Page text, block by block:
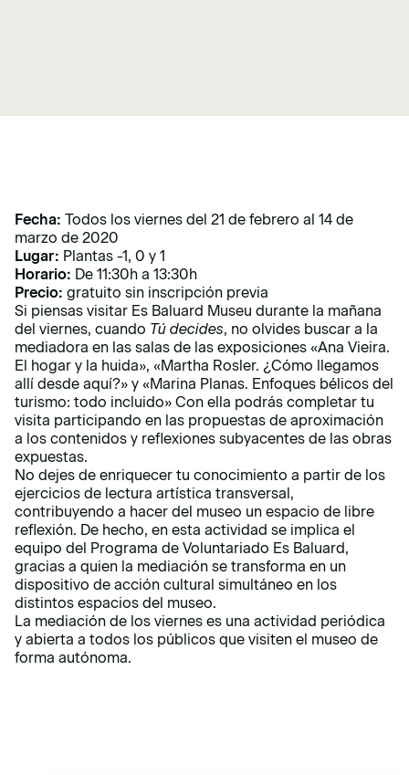
Fecha: Todos los viernes del 21 de febrero al 14 de
marzo de 2020
Lugar: Plantas -1, 0 y 1
Horario: De 11:30h a 13:30h
Precio: gratuito sin inscripción previa
Si piensas visitar Es Baluard Museu durante la mañana
del viernes, cuando Tú decides, no olvides buscar a la
mediadora en las salas de las exposiciones «Ana Vieira.
El hogar y la huida», «Martha Rosler. ¿Cómo llegamos
allí desde aquí?» y «Marina Planas. Enfoques bélicos del
turismo: todo incluido» Con ella podrás completar tu
visita participando en las propuestas de aproximación
a los contenidos y reflexiones subyacentes de las obras
expuestas.
No dejes de enriquecer tu conocimiento a partir de los
ejercicios de lectura artística transversal,
contribuyendo a hacer del museo un espacio de libre
reflexión. De hecho, en esta actividad se implica el
equipo del Programa de Voluntariado Es Baluard,
gracias a quien la mediación se transforma en un
dispositivo de acción cultural simultáneo en los
distintos espacios del museo.
La mediación de los viernes es una actividad periódica
y abierta a todos los públicos que visiten el museo de
forma autónoma.